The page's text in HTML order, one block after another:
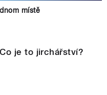
místě
je to jirchářství?